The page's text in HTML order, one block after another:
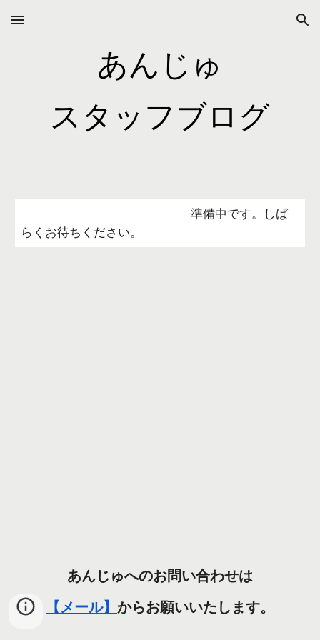
Skip to main content Skip to navigation
あんじゅ
スタッフブログ
準備中です。しば
らくお待ちください。
あんじゅへのお問い合わせは
【メール】 からお願いいたします。